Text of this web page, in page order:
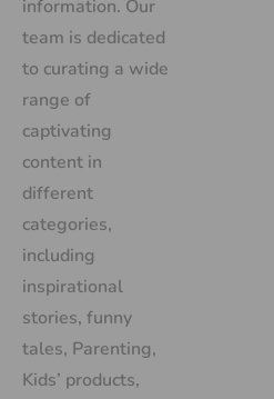
information. Our
team is dedicated
to curating a wide
range of
captivating
content in
different
categories,
including
inspirational
stories, funny
tales, Parenting,
Kids’ products,